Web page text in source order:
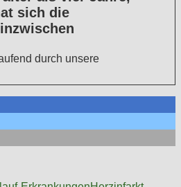
sich die
durch unsere